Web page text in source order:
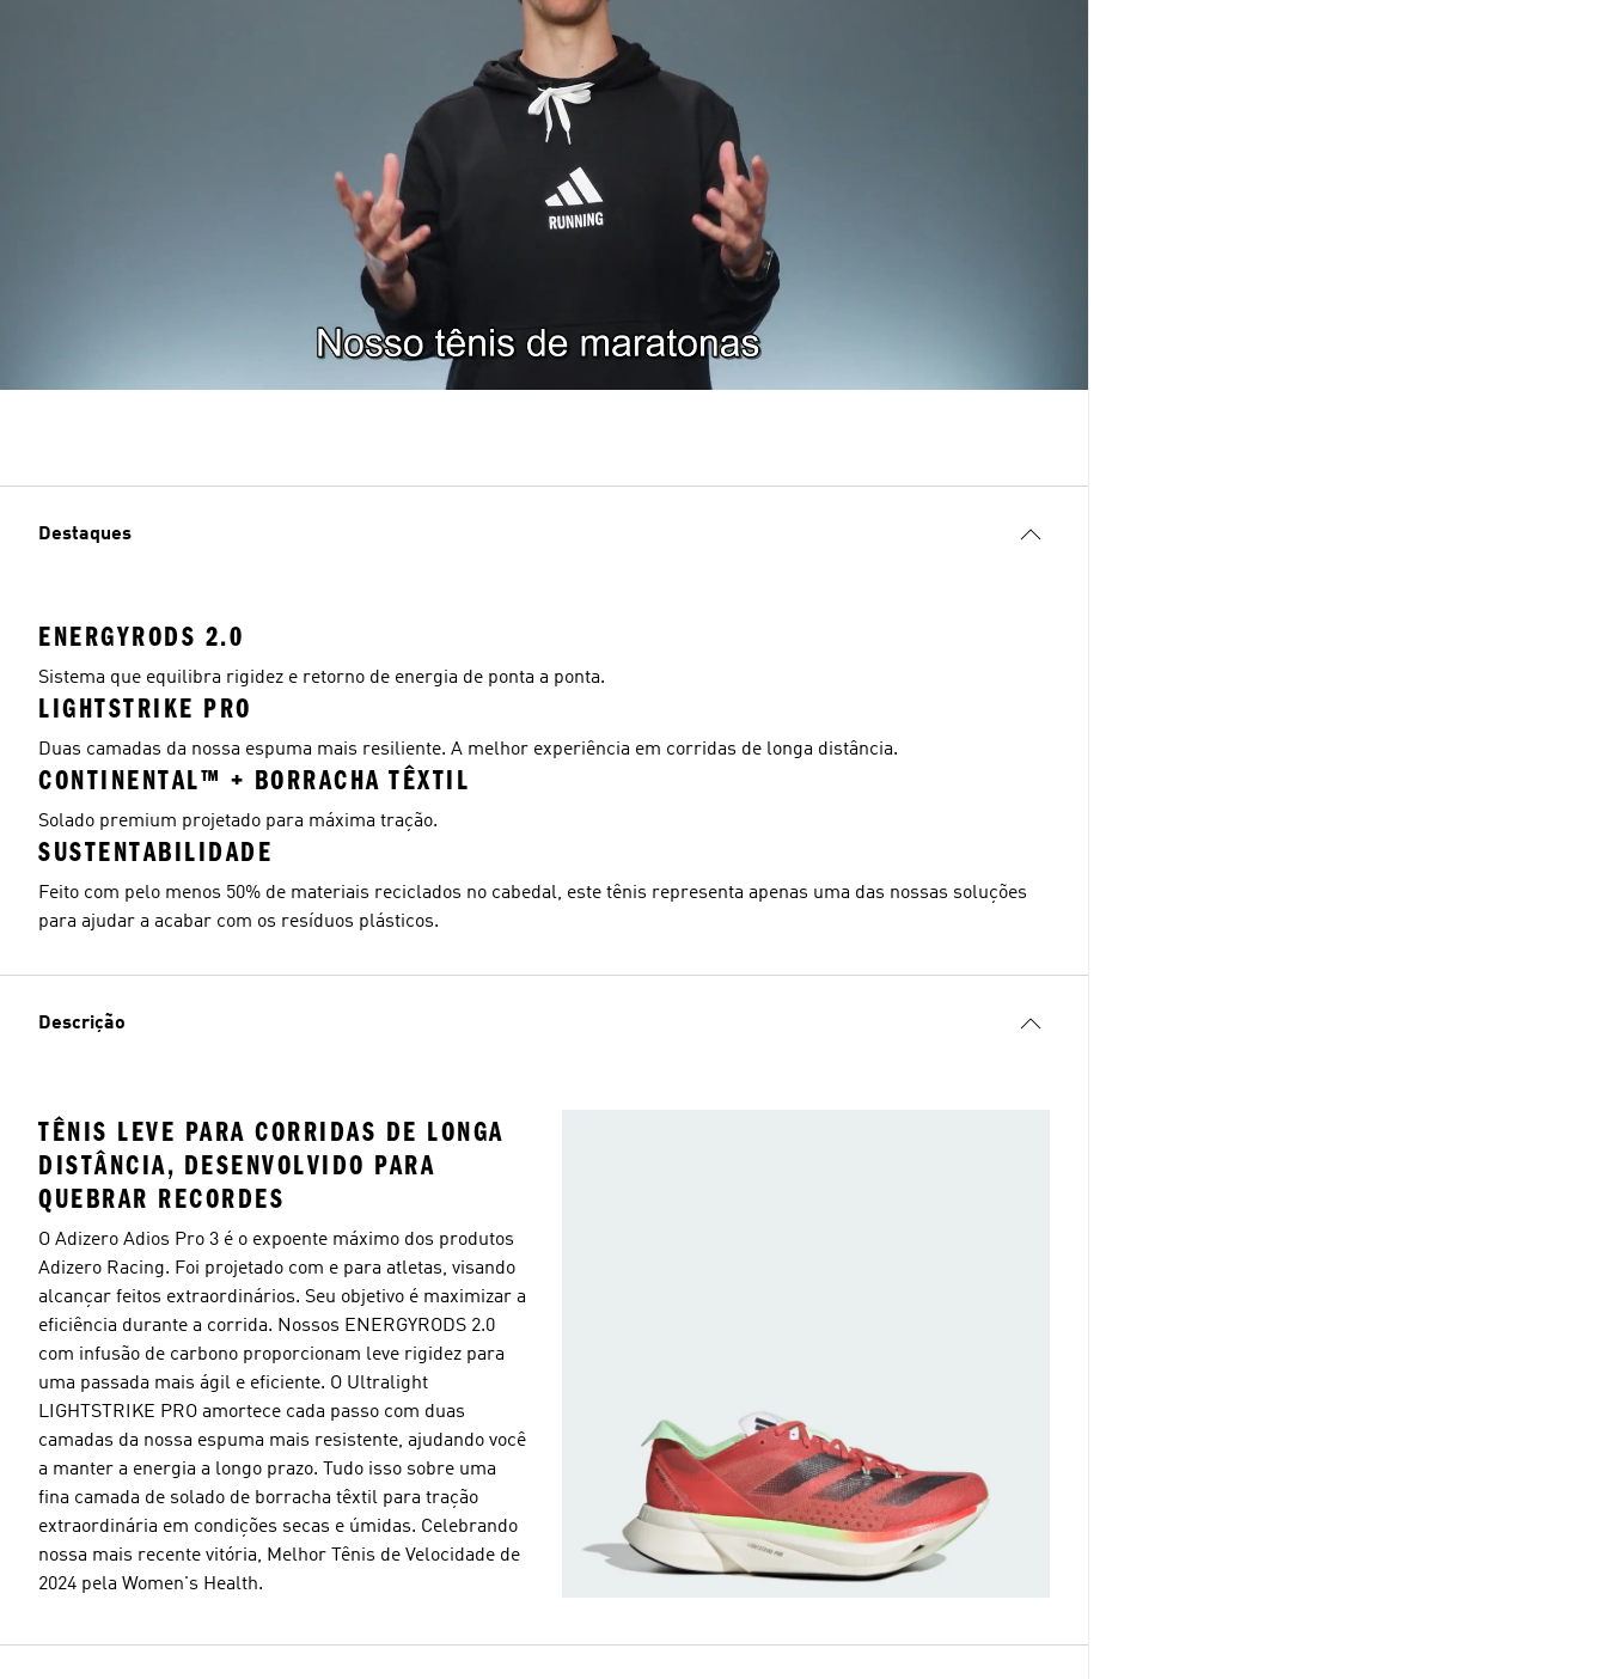
Destaques
ENERGYRODS 2.0
Sistema que equilibra rigidez e retorno de energia de ponta a ponta.
LIGHTSTRIKE PRO
Duas camadas da nossa espuma mais resiliente. A melhor experiência em corridas de longa distância.
CONTINENTAL™ + BORRACHA TÊXTIL
Solado premium projetado para máxima tração.
SUSTENTABILIDADE
Feito com pelo menos 50% de materiais reciclados no cabedal, este tênis representa apenas uma das nossas soluções
para ajudar a acabar com os resíduos plásticos.
Descrição
TÊNIS LEVE PARA CORRIDAS DE LONGA
DISTÂNCIA, DESENVOLVIDO PARA
QUEBRAR RECORDES
O Adizero Adios Pro 3 é o expoente máximo dos produtos
Adizero Racing. Foi projetado com e para atletas, visando
alcançar feitos extraordinários. Seu objetivo é maximizar a
eficiência durante a corrida. Nossos ENERGYRODS 2.0
com infusão de carbono proporcionam leve rigidez para
uma passada mais ágil e eficiente. O Ultralight
LIGHTSTRIKE PRO amortece cada passo com duas
camadas da nossa espuma mais resistente, ajudando você
a manter a energia a longo prazo. Tudo isso sobre uma
fina camada de solado de borracha têxtil para tração
extraordinária em condições secas e úmidas. Celebrando
nossa mais recente vitória, Melhor Tênis de Velocidade de
2024 pela Women's Health.